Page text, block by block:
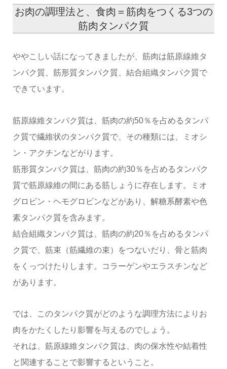
お肉の調理法と、食肉＝筋肉をつくる3つの
筋肉タンパク質
ややこしい話になってきましたが、筋肉は筋原線維タ
ンパク質、筋形質タンパク質、結合組織タンパク質で
できています。
筋原線維タンパク質は、筋肉の約50％を占めるタンパ
ク質で繊維状のタンパク質で、その種類には、ミオシ
ン・アクチンなどがります。
筋形質タンパク質は、筋肉の約30％を占めるタンパク
質で筋原線維の間にある筋しょうに存在します。ミオ
グロビン・ヘモグロビンなどがあり、解糖系酵素や色
素タンパク質を含みます。
結合組織タンパク質は、筋肉の約20％を占めるタンパ
ク質で、筋束（筋繊維の束）をつないだり、骨と筋肉
をくっつけたりします。コラーゲンやエラスチンなど
があります。
では、このタンパク質がどのような調理方法によりお
肉をかたくしたり影響を与えるのでしょう。
それは、筋原線維タンパク質は、肉の保水性や結着性
と関連することで影響するということ。